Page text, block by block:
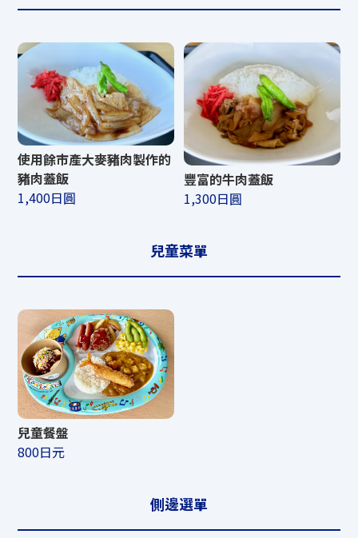
使用餘市產大麥豬肉製作的
豬肉蓋飯
1,400日圓
豐富的牛肉蓋飯
1,300日圓
兒童菜單
兒童餐盤
800日元
側邊選單